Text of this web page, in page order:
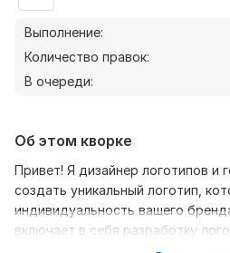
Выполнение:
Количество правок:
В очереди:
Об этом кворке
Привет! Я дизайнер логотипов и
создать уникальный логотип,
индивидуальность вашего
включает в себя разработку
перевод растровых